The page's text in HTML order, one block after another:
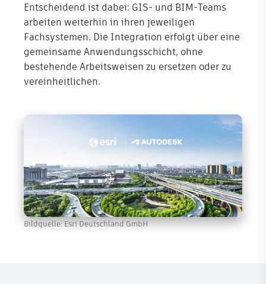
Entscheidend ist dabei: GIS- und BIM-Teams
arbeiten weiterhin in ihren jeweiligen
Fachsystemen. Die Integration erfolgt über eine
gemeinsame Anwendungsschicht, ohne
bestehende Arbeitsweisen zu ersetzen oder zu
vereinheitlichen.
Bildquelle: Esri Deutschland GmbH